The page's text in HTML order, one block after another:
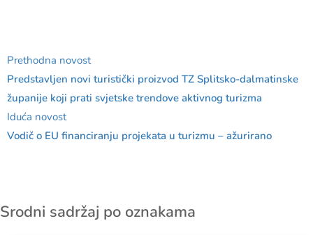
Prethodna novost
Predstavljen novi turistički proizvod TZ Splitsko-dalmatinske
županije koji prati svjetske trendove aktivnog turizma
Iduća novost
Vodič o EU financiranju projekata u turizmu – ažurirano
Srodni sadržaj po oznakama